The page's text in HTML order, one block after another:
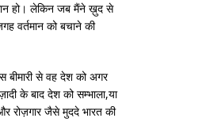
हो। लेकिन जब मैंने ख़ुद से
वर्तमान को बचाने की
बीमारी से वह देश को अगर
के बाद देश को सम्भाला,या
रोज़गार जैसे मुददे भारत की